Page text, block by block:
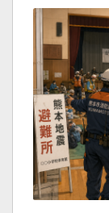
斷，台灣
由基石永
精氣神，
麼是「精
近平思想
項。」這
事問題。
洗了多少
大續任鋪
名中央委
職務。另
領銜的是
新疆黨委
人民共和
兩岸已有
祉。 如果
戰後許多
主化的歷
國，八一
同於有國
自己國家
逐政權，
史。或許
路。 如果
九年中華